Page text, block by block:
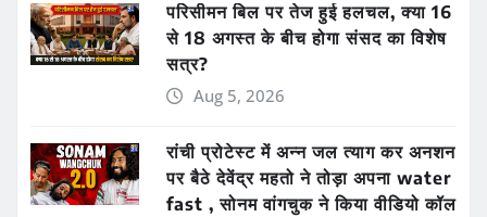
परिसीमन बिल पर तेज हुई हलचल, क्या 16
से 18 अगस्त के बीच होगा संसद का विशेष
सत्र?
Aug 5, 2026
रांची प्रोटेस्ट में अन्न जल त्याग कर अनशन
पर बैठे देवेंद्र महतो ने तोड़ा अपना water
fast , सोनम वांगचुक ने किया वीडियो कॉल